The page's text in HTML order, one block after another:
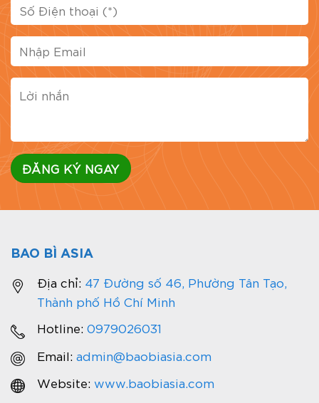
BAO BÌ ASIA
Địa chỉ: 47 Đường số 46, Phường Tân Tạo,
Thành phố Hồ Chí Minh
Hotline: 0979026031
Email: admin@baobiasia.com
Website: www.baobiasia.com